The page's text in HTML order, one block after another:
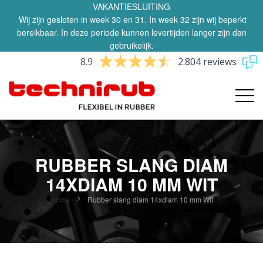
VAKANTIESLUITING
Wij zijn gesloten in week 30 en 31. In week 32 zijn wij beperkt
bereikbaar. In deze periode kunnen levertijden langer zijn dan
gebruikelijk.
8.9 2.804 reviews
RUBBER SLANG DIAM
14XDIAM 10 MM WIT
Home Rubber slang diam 14xdiam 10 mm Wit